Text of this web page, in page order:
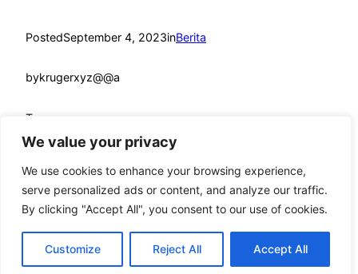
We value your privacy
We use cookies to enhance your browsing experience,
serve personalized ads or content, and analyze our traffic.
By clicking "Accept All", you consent to our use of cookies.
Customize Reject All Accept All
PostedSeptember 4, 2023inBerita
bykrugerxyz@@a
Tags:
mandmcoach.comProudly powered byWordPress